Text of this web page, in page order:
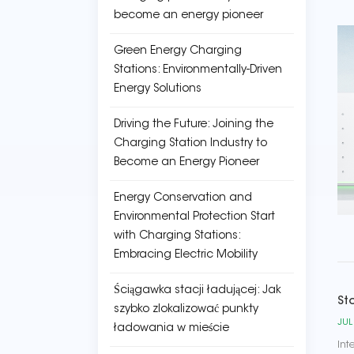
JUL
become an energy pioneer
Green Energy Charging
Stations: Environmentally-Driven
Energy Solutions
Driving the Future: Joining the
Charging Station Industry to
Become an Energy Pioneer
Energy Conservation and
Environmental Protection Start
with Charging Stations:
Embracing Electric Mobility
Ściągawka stacji ładującej: Jak
szybko zlokalizować punkty
ładowania w mieście